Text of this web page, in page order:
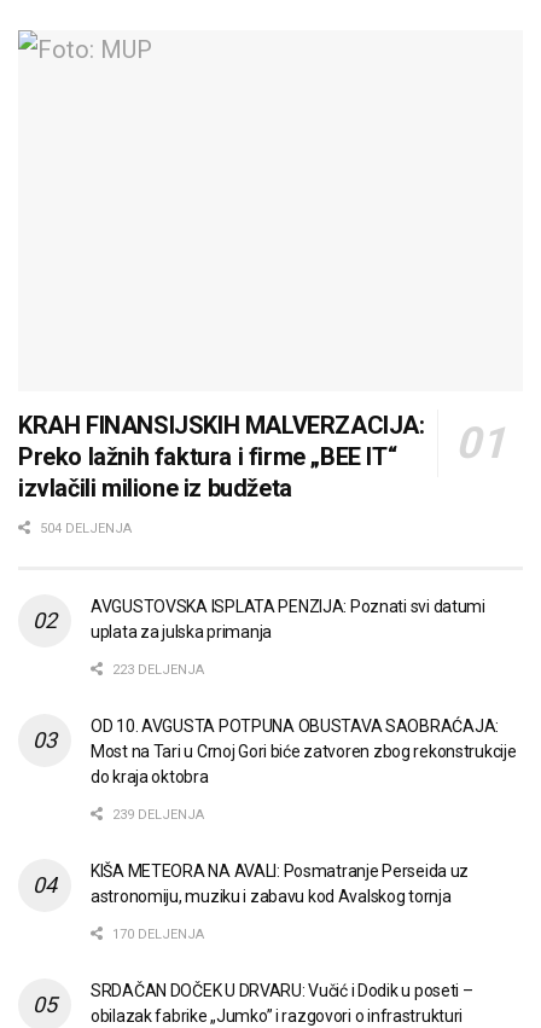
KRAH FINANSIJSKIH MALVERZACIJA:
Preko lažnih faktura i firme „BEE IT“
izvlačili milione iz budžeta
504 DELJENJA
AVGUSTOVSKA ISPLATA PENZIJA: Poznati svi datumi
uplata za julska primanja
223 DELJENJA
OD 10. AVGUSTA POTPUNA OBUSTAVA SAOBRAĆAJA:
Most na Tari u Crnoj Gori biće zatvoren zbog rekonstrukcije
do kraja oktobra
239 DELJENJA
KIŠA METEORA NA AVALI: Posmatranje Perseida uz
astronomiju, muziku i zabavu kod Avalskog tornja
170 DELJENJA
SRDAČAN DOČEK U DRVARU: Vučić i Dodik u poseti –
obilazak fabrike „Jumko” i razgovori o infrastrukturi